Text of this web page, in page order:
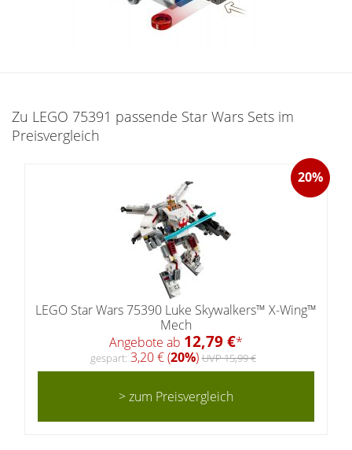
Zu LEGO 75391 passende Star Wars Sets im
Preisvergleich
20%
LEGO Star Wars 75390 Luke Skywalkers™ X-Wing™
Mech
Angebote ab 12,79 €*
gespart: 3,20 € (20%)UVP 15,99 €
> zum Preisvergleich